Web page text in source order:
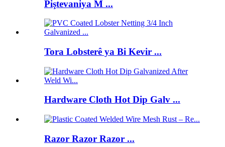
Piştevaniya M ...
Tora Lobsterê ya Bi Kevir ...
Hardware Cloth Hot Dip Galv ...
Razor Razor Razor ...